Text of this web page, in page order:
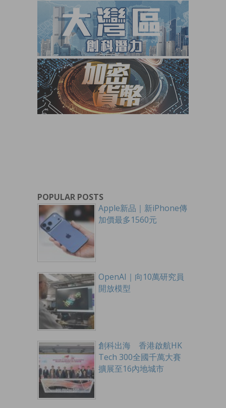
POPULAR POSTS
Apple新品｜新iPhone傳
加價最多1560元
OpenAI｜向10萬研究員
開放模型
創科出海 香港啟航HK
Tech 300全國千萬大賽
擴展至16內地城市